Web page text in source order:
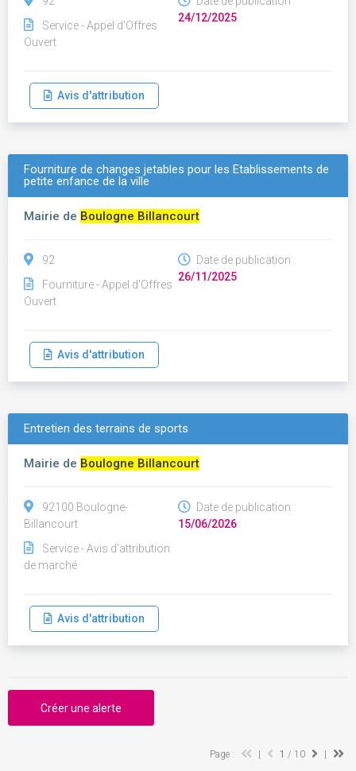
Service - Appel d'Offres
Ouvert
24/12/2025
Avis d'attribution
Fourniture de changes jetables pour les Établissements de
petite enfance de la ville
Mairie de Boulogne Billancourt
92
Fourniture - Appel d'Offres
Ouvert
Date de publication :
26/11/2025
Avis d'attribution
Entretien des terrains de sports
Mairie de Boulogne Billancourt
92100 Boulogne-
Billancourt
Service - Avis d'attribution
de marché
Date de publication :
15/06/2026
Avis d'attribution
Créer une alerte
Page : 1 / 10